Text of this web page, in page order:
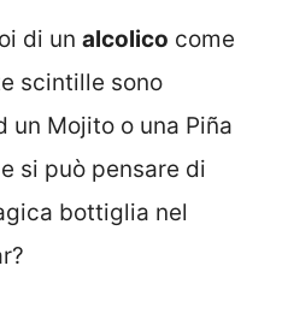
di un alcolico come
scintille sono
Mojito o una Piña
si può pensare di
bottiglia nel